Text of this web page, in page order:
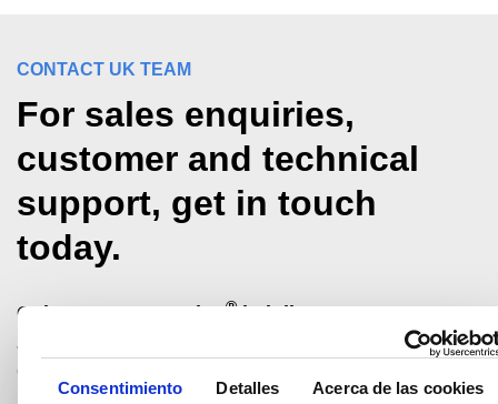
Consentimiento Detalles Acerca de las cookies
CONTACT UK TEAM
For sales enquiries,
customer and technical
support, get in touch
today.
Colorcoat Connection®helpline
+44 (0) 1244 892434
colorcoat.connection@tatasteeleurope.com